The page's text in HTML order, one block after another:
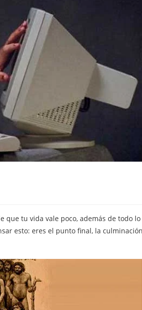
que tu vida vale poco, además de todo lo
esto: eres el punto final, la culminación